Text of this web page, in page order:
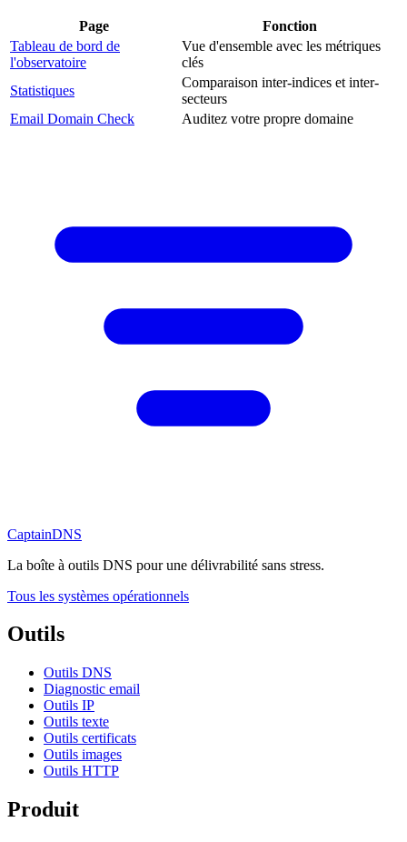
Page
Fonction
Tableau de bord de
l'observatoire
Vue d'ensemble avec les métriques
clés
Statistiques
Comparaison inter-indices et inter-
secteurs
Email Domain Check
Auditez votre propre domaine
CaptainDNS
La boîte à outils DNS pour une délivrabilité sans stress.
Tous les systèmes opérationnels
Outils
Outils DNS
Diagnostic email
Outils IP
Outils texte
Outils certificats
Outils images
Outils HTTP
Produit